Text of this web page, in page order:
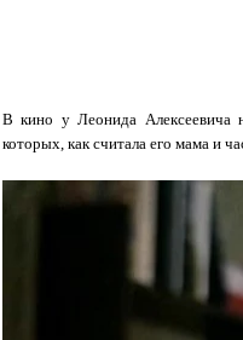
В кино у Леонида Алексеевича
которых, как считала его мама и